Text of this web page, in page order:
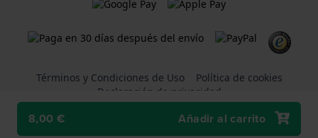
8,00 € Añadir al carrito
Términos y Condiciones de Uso
Política de cookies
Declaración de privacidad
Una tienda web Holland Watch Group B.V.